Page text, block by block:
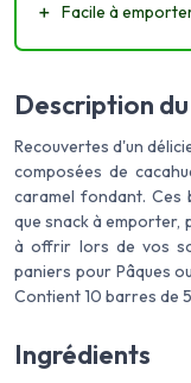
＋ Facile à
Description
Recouvertes d'un
composées de
caramel fondant.
que snack à emporter,
à offrir lors de vos
paniers pour Pâques
Contient 10 barres de
Ingrédients